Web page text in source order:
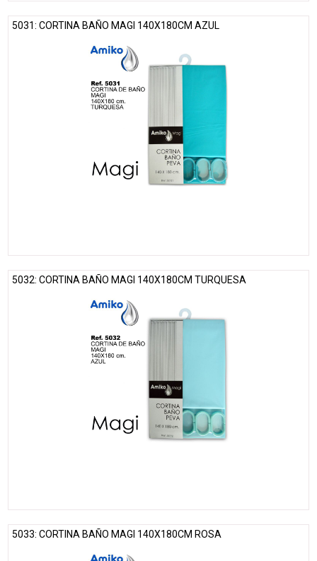
5031: CORTINA BAÑO MAGI 140X180CM AZUL
5032: CORTINA BAÑO MAGI 140X180CM TURQUESA
5033: CORTINA BAÑO MAGI 140X180CM ROSA